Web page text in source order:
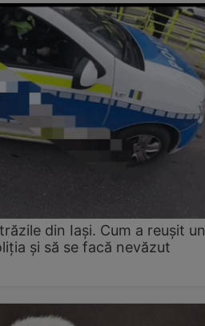
din Iași. Cum a reușit un
și să se facă nevăzut